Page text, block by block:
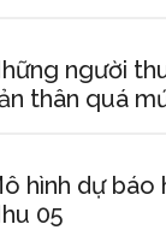
người
thân quá
hình dự báo
05